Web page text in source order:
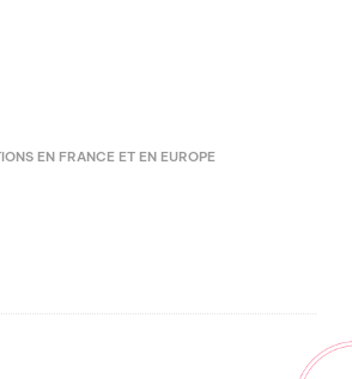
EN FRANCE ET EN EUROPE